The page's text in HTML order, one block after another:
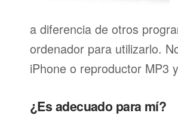
a diferencia de otros
ordenador para utilizarlo.
iPhone o reproductor MP3
¿Es adecuado para mí?